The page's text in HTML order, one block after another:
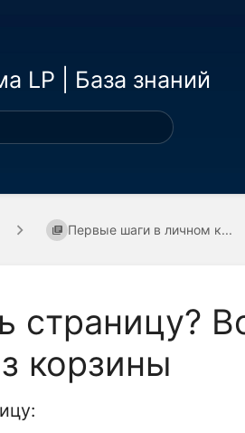
LP | База знаний
Первые шаги в личном к...
страницу?
корзины